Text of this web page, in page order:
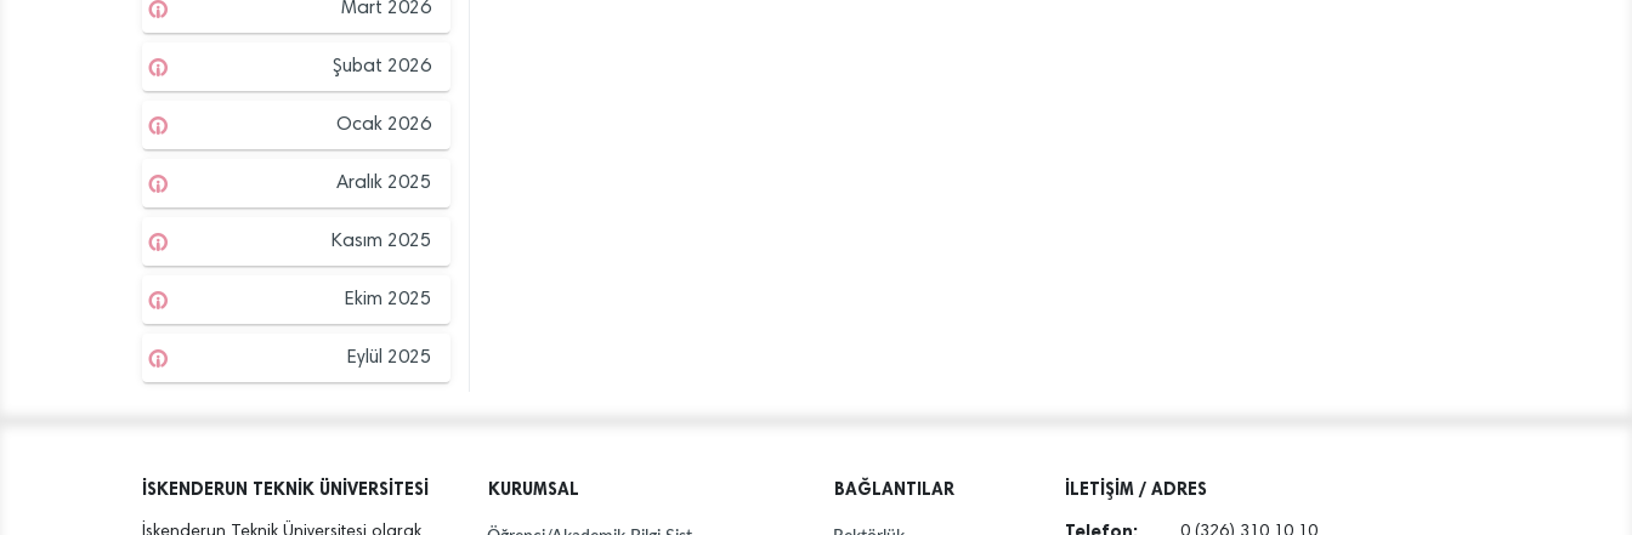
Mart 2026
Şubat 2026
Ocak 2026
Aralık 2025
Kasım 2025
Ekim 2025
Eylül 2025
İSKENDERUN TEKNİK ÜNİVERSİTESİ KURUMSAL BAĞLANTILAR
İLETİŞİM / ADRES